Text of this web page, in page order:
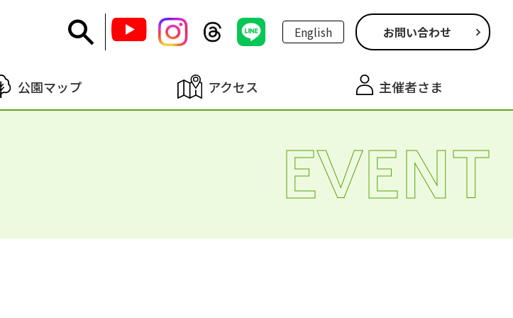
English お問い合わせ
公園マップ アクセス 主催者さま
EVENT